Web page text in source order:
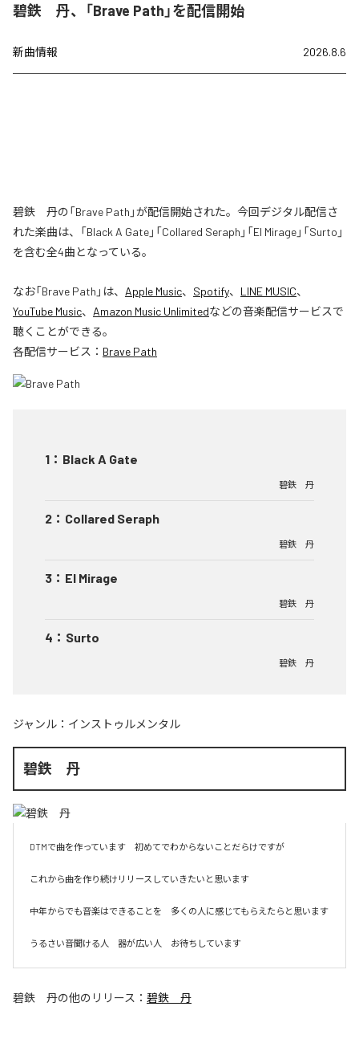
碧鉄 丹、「Brave Path」を配信開始
新曲情報 2026.8.6
碧鉄 丹の「Brave Path」が配信開始された。今回デジタル配信さ
れた楽曲は、「Black A Gate」「Collared Seraph」「El Mirage」「Surto」
を含む全4曲となっている。
なお「Brave Path 」は、 Apple Music、 Spotify、 LINE MUSIC、
YouTube Music、 Amazon Music Unlimitedなどの音楽配信サービスで
聴くことができる。
各配信サービス： Brave Path
1 ： Black A Gate
碧鉄 丹
2 ： Collared Seraph
碧鉄 丹
3 ： El Mirage
碧鉄 丹
4 ： Surto
碧鉄 丹
ジャンル： インストゥルメンタル
碧鉄 丹
DTMで曲を作っています　初めてでわからないことだらけですが
これから曲を作り続けリリースしていきたいと思います
中年からでも音楽はできることを　多くの人に感じてもらえたらと思います
うるさい音聞ける人　器が広い人　お待ちしています
碧鉄 丹の他のリリース： 碧鉄 丹